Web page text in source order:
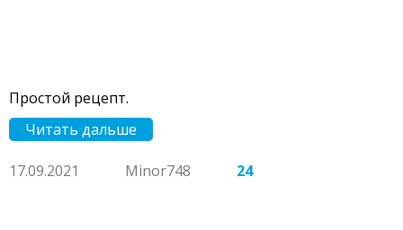
Простой рецепт.
Читать дальше
17.09.2021 Minor748 24